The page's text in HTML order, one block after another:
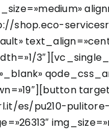
shop.eco-
es/pu210-